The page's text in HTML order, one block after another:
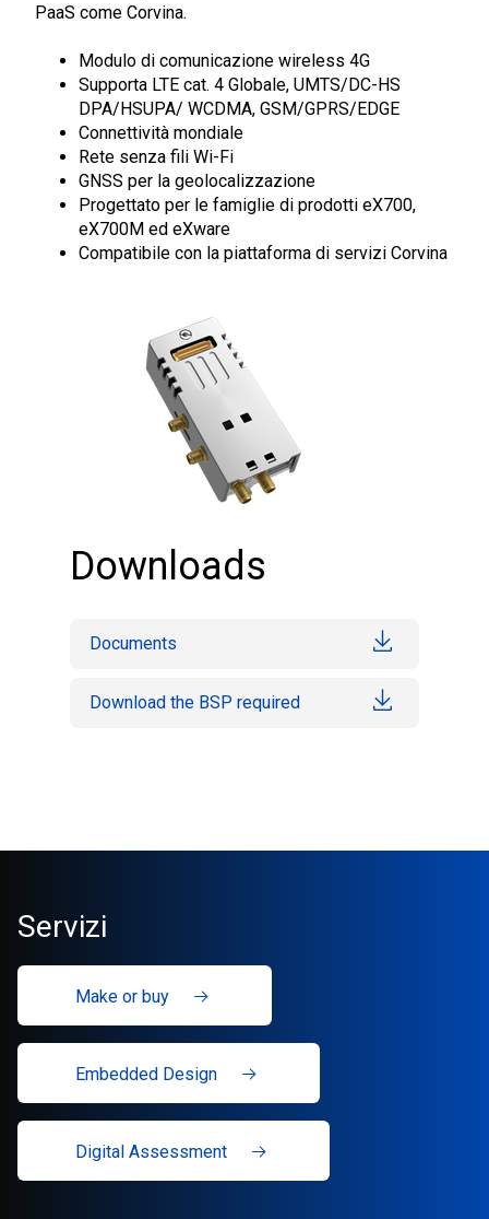
PaaS come Corvina.
Modulo di comunicazione wireless 4G
Supporta LTE cat. 4 Globale, UMTS/DC-HS
DPA/HSUPA/ WCDMA, GSM/GPRS/EDGE
Connettività mondiale
Rete senza fili Wi-Fi
GNSS per la geolocalizzazione
Progettato per le famiglie di prodotti eX700,
eX700M ed eXware
Compatibile con la piattaforma di servizi Corvina
Downloads
Documents
Download the BSP required
Servizi
Make or buy
Embedded Design
Digital Assessment